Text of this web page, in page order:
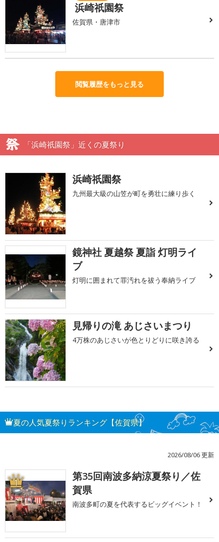
浜崎祇園祭
佐賀県・唐津市
閲覧履歴をもっと見る
「浜崎祇園祭」近くの夏祭り
浜崎祇園祭
九州最大級の山笠が町を勇壮に練り歩く
鏡神社 夏越祭 夏詣 灯明ライ
ブ
灯明に囲まれて罪汚れを祓う奉納ライブ
見帰りの滝 あじさいまつり
4万株のあじさいが色とりどりに咲き誇る
夏の人気夏祭りランキング【佐賀県】
2026/08/06 更新
1
第35回南波多納涼夏祭り／佐
賀県
南波多町の夏を代表するビッグイベント！